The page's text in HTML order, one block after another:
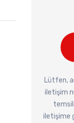
Lütfen,
iletişim
iletişime